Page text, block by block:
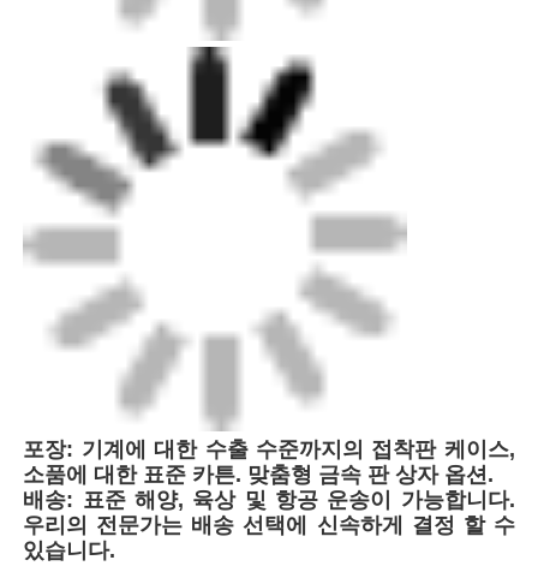
포장: 기계에 대한 수출 수준까지의 접착판 케이스,
소품에 대한 표준 카튼. 맞춤형 금속 판 상자 옵션.
배송: 표준 해양, 육상 및 항공 운송이 가능합니다.
우리의 전문가는 배송 선택에 신속하게 결정 할 수
있습니다.